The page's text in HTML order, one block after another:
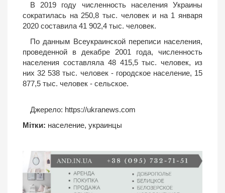
В 2019 году численность населения Украины
сократилась на 250,8 тыс. человек и на 1 января
2020 составила 41 902,4 тыс. человек.
По данным Всеукраинской переписи населения,
проведенной в декабре 2001 года, численность
населения составляла 48 415,5 тыс. человек, из
них 32 538 тыс. человек - городское население, 15
877,5 тыс. человек - сельское.
Джерело: https://ukranews.com
Мітки: население, украинцы